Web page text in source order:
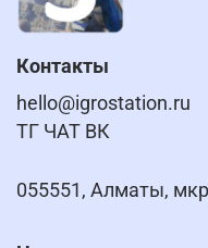
Контакты
hello@igrostation.ru
ТГ ЧАТ ВК
055551, Алматы,